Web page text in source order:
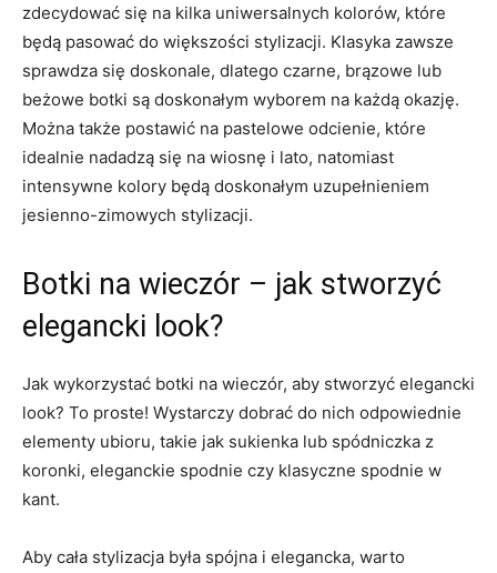
zdecydować się na kilka uniwersalnych kolorów, które‍
będą pasować⁣ do‌ większości stylizacji. Klasyka zawsze
sprawdza się doskonale, dlatego czarne, brązowe lub‍
beżowe botki są doskonałym wyborem na każdą okazję.
Można także ⁢postawić ⁣na pastelowe ​odcienie, które
idealnie nadadzą się na​ wiosnę⁣ i lato, natomiast
intensywne kolory będą doskonałym uzupełnieniem​
jesienno-zimowych stylizacji.
Botki na ‌wieczór – jak ​stworzyć
elegancki look?
Jak wykorzystać​ botki ‍na wieczór, ‍aby‌ stworzyć elegancki
look? To proste! Wystarczy dobrać do nich odpowiednie
elementy ‍ubioru, takie jak sukienka lub spódniczka z
koronki, eleganckie spodnie‌ czy ‍klasyczne spodnie w
kant.
Aby cała stylizacja była spójna‍ i elegancka, warto